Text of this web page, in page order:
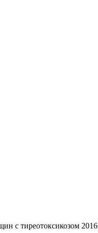
с тиреотоксикозом 2016